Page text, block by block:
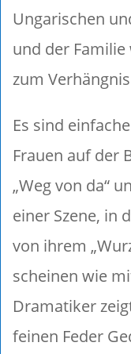
Ungarischen
und der
zum
Es sind
Frauen auf der
„Weg von da“
einer Szene, in
von ihrem
scheinen wie
Dramatiker
feinen Feder